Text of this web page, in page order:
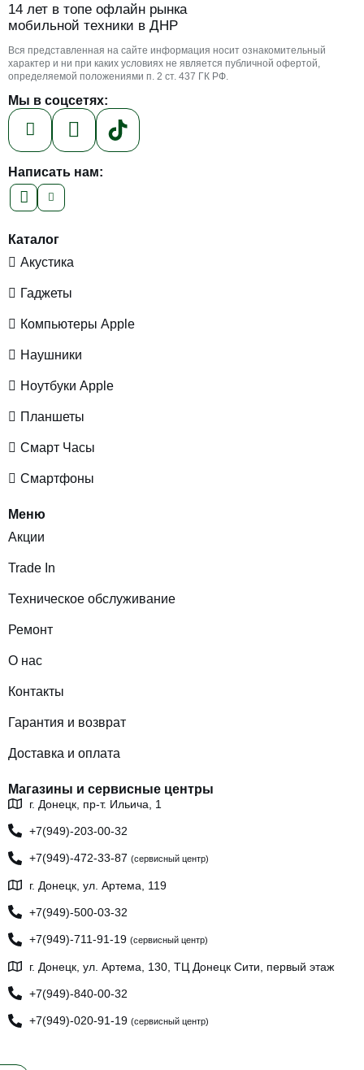
14 лет в топе офлайн рынка
мобильной техники в ДНР
Вся представленная на сайте информация носит ознакомительный
характер и ни при каких условиях не является публичной офертой,
определяемой положениями п. 2 ст. 437 ГК РФ.
Мы в соцсетях:
Написать нам:
Каталог
Акустика
Гаджеты
Компьютеры Apple
Наушники
Ноутбуки Apple
Планшеты
Смарт Часы
Смартфоны
Меню
Акции
Trade In
Техническое обслуживание
Ремонт
О нас
Контакты
Гарантия и возврат
Доставка и оплата
Магазины и сервисные центры
г. Донецк, пр-т. Ильича, 1
+7(949)-203-00-32
+7(949)-472-33-87(сервисный центр)
г. Донецк, ул. Артема, 119
+7(949)-500-03-32
+7(949)-711-91-19(сервисный центр)
г. Донецк, ул. Артема, 130, ТЦ Донецк Сити, первый этаж
+7(949)-840-00-32
+7(949)-020-91-19(сервисный центр)